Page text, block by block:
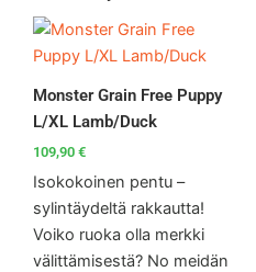
Monster Grain Free Puppy
L/XL Lamb/Duck
109,90 €
Isokokoinen pentu –
sylintäydeltä rakkautta!
Voiko ruoka olla merkki
välittämisestä? No meidän